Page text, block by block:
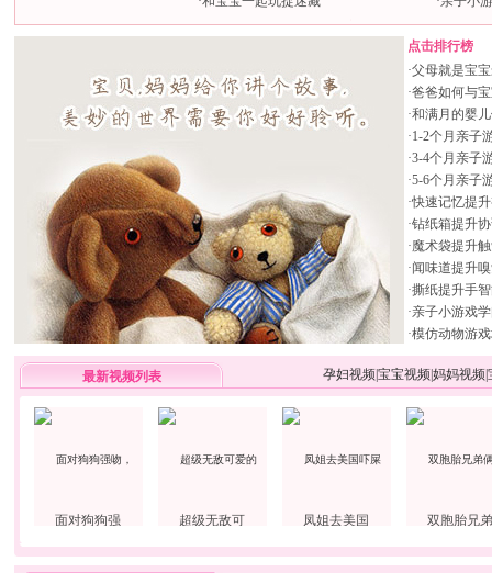
点击排行榜
·父母就是宝
·爸爸如何与
·和满月的婴
·1-2个月亲子
·3-4个月亲子
·5-6个月亲子
·快速记忆提
·钻纸箱提升
·魔术袋提升
·闻味道提升
·撕纸提升手
·亲子小游戏
·模仿动物游
最新视频列表 孕妇视频宝宝视频妈妈视频
面对狗狗强 超级无敌可 凤姐去美国 双胞胎兄弟